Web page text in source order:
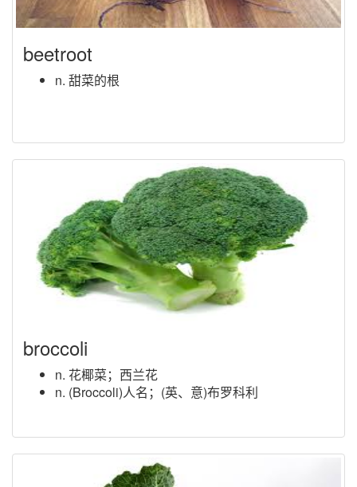
beetroot
n. 甜菜的根
broccoli
n. 花椰菜；西兰花
n. (Broccoli)人名；(英、意)布罗科利